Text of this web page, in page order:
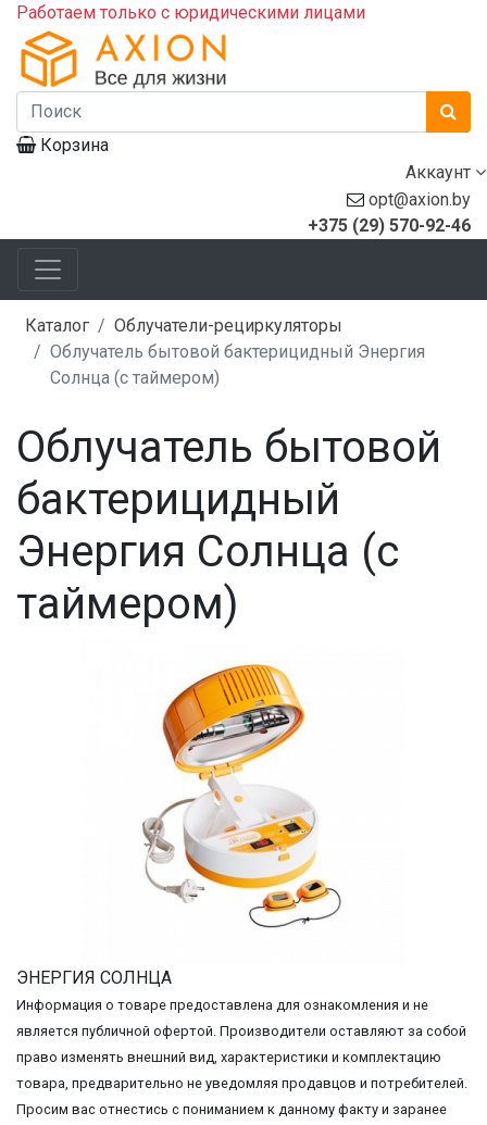
Работаем только с юридическими лицами
Корзина
Аккаунт
opt@axion.by
+375 (29) 570-92-46
Каталог
Облучатели-рециркуляторы
Облучатель бытовой бактерицидный Энергия
Солнца (с таймером)
Облучатель бытовой
бактерицидный
Энергия Солнца (с
таймером)
ЭНЕРГИЯ СОЛНЦА
Информация о товаре предоставлена для ознакомления и не
является публичной офертой. Производители оставляют за собой
право изменять внешний вид, характеристики и комплектацию
товара, предварительно не уведомляя продавцов и потребителей.
Просим вас отнестись с пониманием к данному факту и заранее